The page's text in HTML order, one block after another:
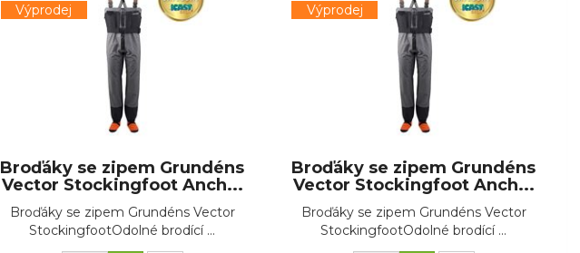
Výprodej
Broďáky se zipem Grundéns
Vector Stockingfoot Anch...
Broďáky se zipem Grundéns Vector
StockingfootOdolné brodící ...
Výprodej
Broďáky se zipem Grundéns
Vector Stockingfoot Anch...
Broďáky se zipem Grundéns Vector
StockingfootOdolné brodící ...